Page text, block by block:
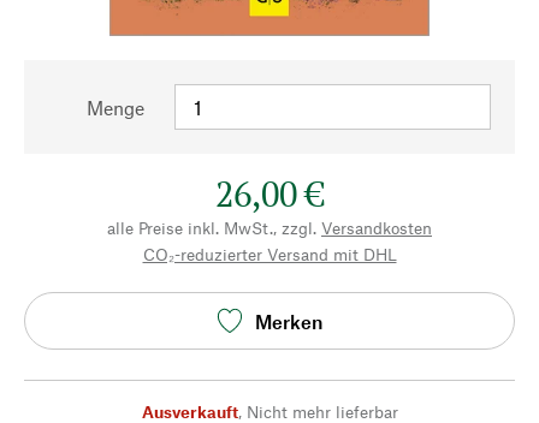
Menge
26,00 €
alle Preise inkl. MwSt., zzgl. Versandkosten
CO₂-reduzierter Versand mit DHL
Merken
Ausverkauft, Nicht mehr lieferbar